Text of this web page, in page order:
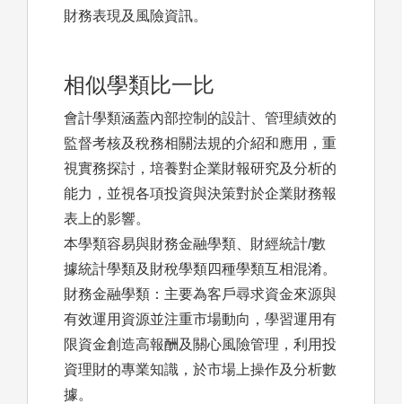
財務表現及風險資訊。
相似學類比一比
會計學類涵蓋內部控制的設計、管理績效的
監督考核及稅務相關法規的介紹和應用，重
視實務探討，培養對企業財報研究及分析的
能力，並視各項投資與決策對於企業財務報
表上的影響。
本學類容易與財務金融學類、財經統計/數
據統計學類及財稅學類四種學類互相混淆。
財務金融學類：主要為客戶尋求資金來源與
有效運用資源並注重市場動向，學習運用有
限資金創造高報酬及關心風險管理，利用投
資理財的專業知識，於市場上操作及分析數
據。